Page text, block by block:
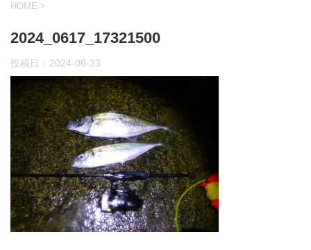
HOME >
2024_0617_17321500
投稿日： 2024-06-23